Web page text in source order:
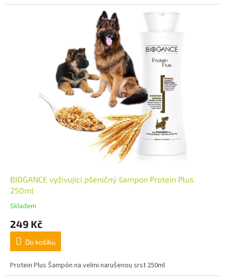
BIOGANCE vyživující pšeničný šampon Protein Plus
250ml
Skladem
249 Kč
Do košíku
Protein Plus Šampón na velmi narušenou srst 250ml